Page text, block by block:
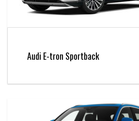
Audi E-tron Sportback